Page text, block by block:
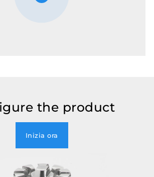
the product
Inizia ora